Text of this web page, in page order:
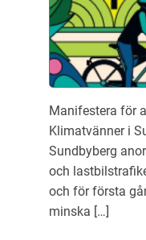
Manifestera för
Klimatvänner i
Sundbyberg
och
och för första
minska […]